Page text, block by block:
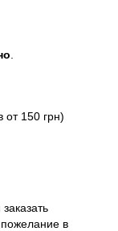
от 150 грн)
в